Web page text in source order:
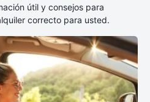
útil y consejos para
correcto para usted.